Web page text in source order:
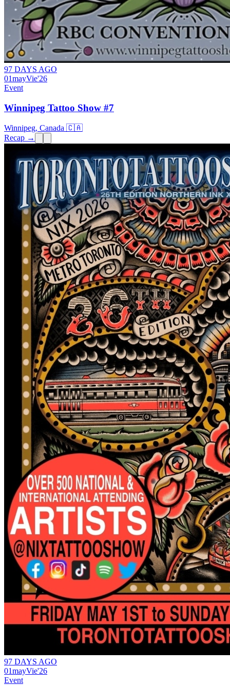
97 DAYS AGO
01mayVie'26
Event
Winnipeg Tattoo Show #7
Winnipeg, Canada 🇨🇦
Recap →
97 DAYS AGO
01mayVie'26
Event